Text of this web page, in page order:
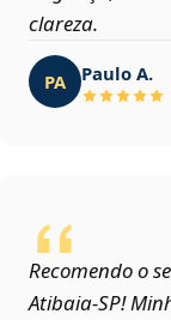
clareza.
PA Paulo A.
Recomendo o
Atibaia‑SP!